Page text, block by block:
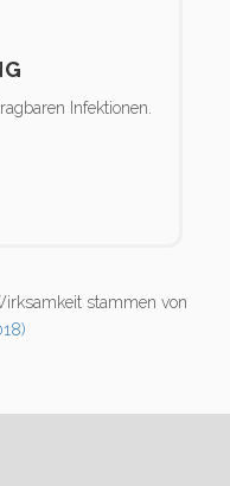
Infektionen.
stammen von